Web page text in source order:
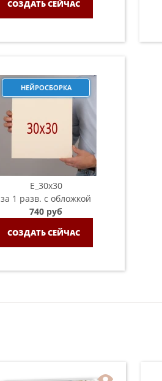
СОЗДАТЬ СЕЙЧАС
НЕЙРОСБОРКА
E_30х30
за 1 разв. с обложкой
740 руб
СОЗДАТЬ СЕЙЧАС